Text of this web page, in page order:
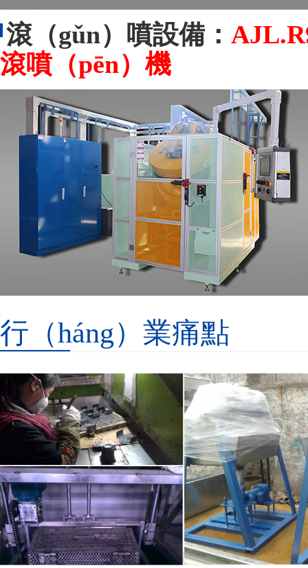
滾（gǔn）噴設備：
滾噴（pēn）機
行（háng）業痛點